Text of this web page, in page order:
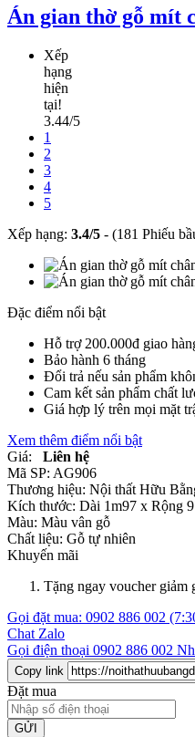
Án gian thờ gỗ mít
Xếp
hạng
hiện
tại!
3.44/5
1
2
3
4
5
Xếp hạng: 3.4/5 - (181 Phiếu
Đặc điểm nổi bật
Hỗ trợ 200.000đ giao
Bảo hành 6 tháng
Đổi trả nếu sản phẩm
Cam kết sản phẩm chất
Giá hợp lý trên mọi mặt
Xem thêm điểm nổi bật
Giá:
Liên hệ
Mã SP: AG906
Thương hiệu: Nội thất Hữu
Kích thước: Dài 1m97 x Rộng
Màu: Màu vân gỗ
Chất liệu: Gỗ tự nhiên
Khuyến mãi
Tặng ngay voucher giảm
Gọi đặt mua: 0902 886 002
Chat Zalo
Gọi điện thoại 0902 886 002
Copy link
Đặt mua
GỬI